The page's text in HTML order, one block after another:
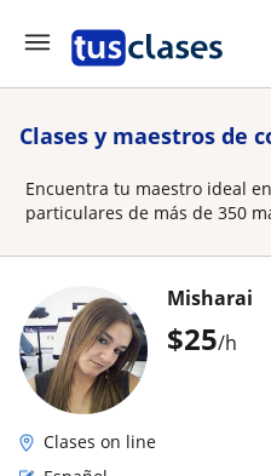
Clases y maestros de
Encuentra tu maestro ideal
particulares de más de 350
$25/h
Misharai
Clases on line